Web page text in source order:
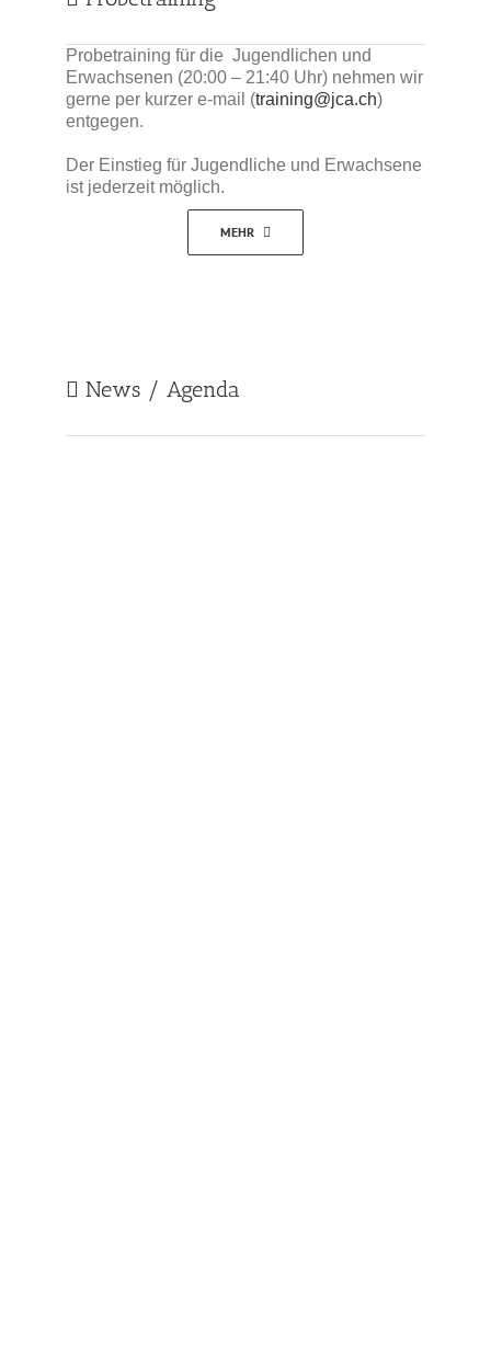
Probetraining für die Jugendlichen und
Erwachsenen (20:00 – 21:40 Uhr) nehmen wir
gerne per kurzer e-mail (training@jca.ch)
entgegen.
Der Einstieg für Jugendliche und Erwachsene
ist jederzeit möglich.
MEHR
News / Agenda